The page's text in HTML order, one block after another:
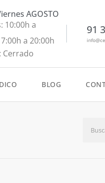
AGOSTO
10:00h a
a 20:00h
Cerrado
91
BLOG